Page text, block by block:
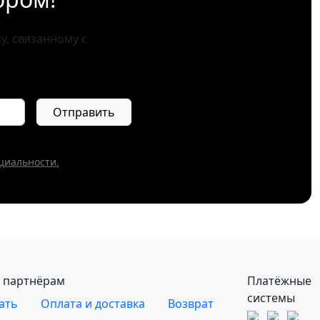
связанному с
Отправить
Оплата и доставка Возврат
Платёжные
системы